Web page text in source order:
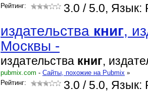
Рейтинг:
3.0 / 5.0, Язык:
издательства книг,
Москвы -
издательства книг,
pubmix.com - Cайты, похожие на Pubmix »
Рейтинг:
3.0 / 5.0, Язык: